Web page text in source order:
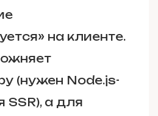
на клиенте.
(нужен Node.js-
SSR), а для